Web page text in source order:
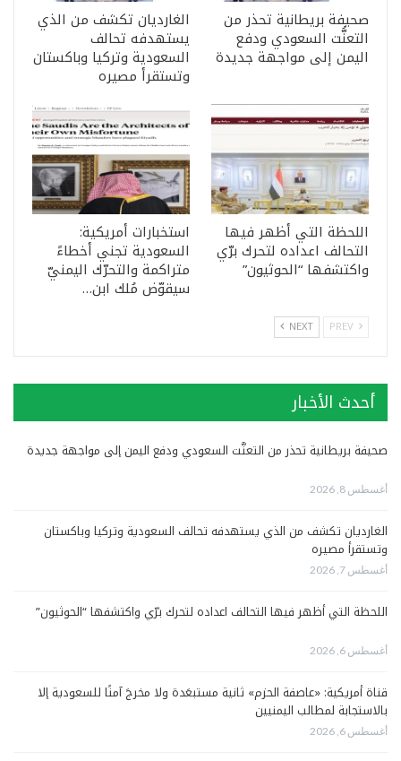
صحيفة بريطانية تحذر من
التعنُّت السعودي ودفع
اليمن إلى مواجهة جديدة
الغارديان تكشف من الذي
يستهدفه تحالف
السعودية وتركيا وباكستان
وتستقرأ مصيره
اللحظة التي أظهر فيها
التحالف اعداده لتحرك برّي
واكتشفها “الحوثيون”
استخبارات أمريكية:
السعودية تجني أخطاءً
متراكمة والتحرّك اليمنيّ
سيقوّض مُلك ابن…
NEXT
أحدث الأخبار
صحيفة بريطانية تحذر من التعنُّت السعودي ودفع اليمن إلى مواجهة جديدة
أغسطس 8, 2026
الغارديان تكشف من الذي يستهدفه تحالف السعودية وتركيا وباكستان
وتستقرأ مصيره
أغسطس 7, 2026
اللحظة التي أظهر فيها التحالف اعداده لتحرك برّي واكتشفها “الحوثيون”
أغسطس 6, 2026
قناة أمريكية: «عاصفة الحزم» ثانية مستبعَدة ولا مخرجَ آمنًا للسعودية إلا
بالاستجابة لمطالب اليمنيين
أغسطس 6, 2026